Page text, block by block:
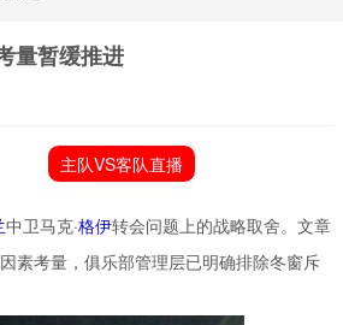
量暂缓推进
主队VS客队直播
中卫马克·格伊转会问题上的战略取舍。文章
素考量，俱乐部管理层已明确排除冬窗斥